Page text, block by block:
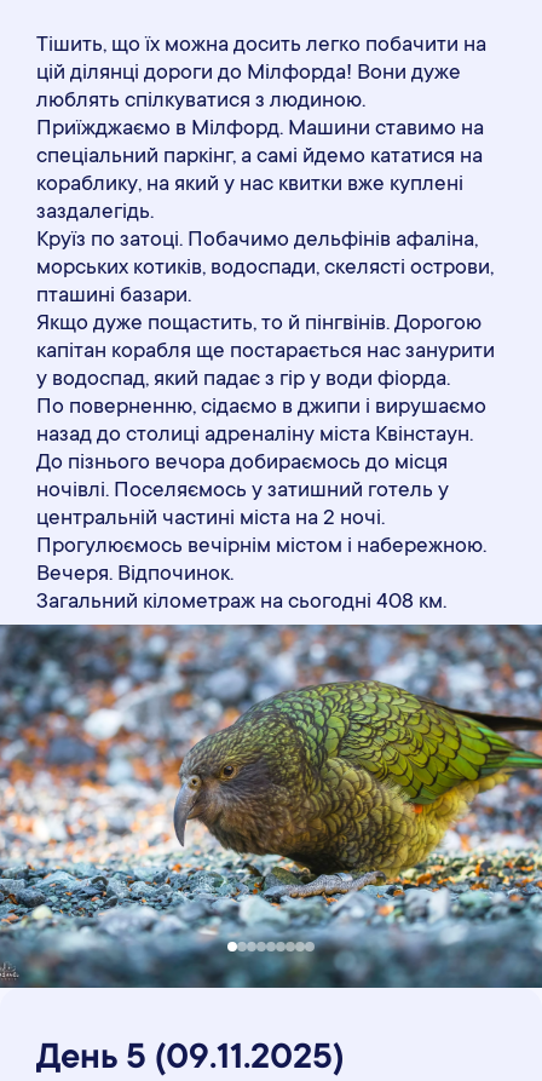
Тішить, що їх можна досить легко побачити на
цій ділянці дороги до Мілфорда! Вони дуже
люблять спілкуватися з людиною.
Приїжджаємо в Мілфорд. Машини ставимо на
спеціальний паркінг, а самі йдемо кататися на
кораблику, на який у нас квитки вже куплені
заздалегідь.
Круїз по затоці. Побачимо дельфінів афаліна,
морських котиків, водоспади, скелясті острови,
пташині базари.
Якщо дуже пощастить, то й пінгвінів. Дорогою
капітан корабля ще постарається нас занурити
у водоспад, який падає з гір у води фіорда.
По поверненню, сідаємо в джипи і вирушаємо
назад до столиці адреналіну міста Квінстаун.
До пізнього вечора добираємось до місця
ночівлі. Поселяємось у затишний готель у
центральній частині міста на 2 ночі.
Прогулюємось вечірнім містом і набережною.
Вечеря. Відпочинок.
Загальний кілометраж на сьогодні 408 км.
День 5 (09.11.2025)